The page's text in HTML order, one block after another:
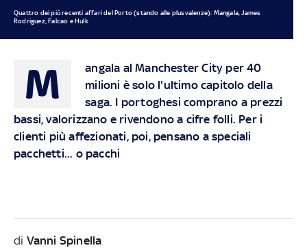
Quattro dei più recenti affari del Porto (stando alle plusvalenze): Mangala, James
Rodriguez, Falcao e Hulk
M
angala al Manchester City per 40
milioni è solo l'ultimo capitolo della
saga. I portoghesi comprano a prezzi
bassi, valorizzano e rivendono a cifre folli. Per i
clienti più affezionati, poi, pensano a speciali
pacchetti... o pacchi
di Vanni Spinella